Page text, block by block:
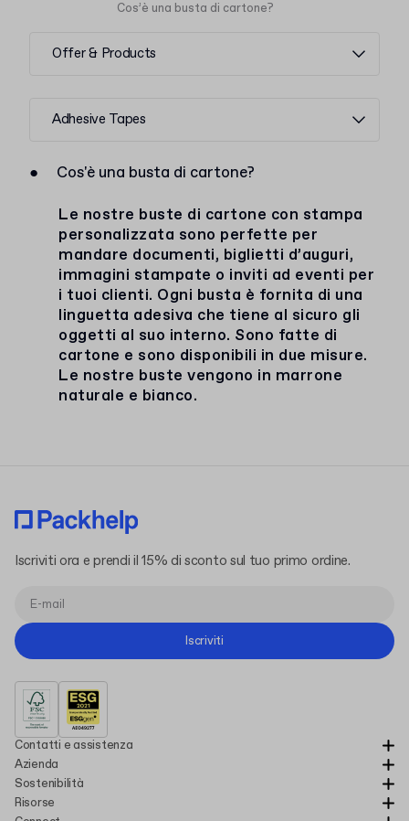
Cos’è una busta di cartone?
Offer & Products
Adhesive Tapes
●
Cos'è una busta di cartone?
Le nostre buste di cartone con stampa
personalizzata sono perfette per
mandare documenti, biglietti d’auguri,
immagini stampate o inviti ad eventi per
i tuoi clienti. Ogni busta è fornita di una
linguetta adesiva che tiene al sicuro gli
oggetti al suo interno. Sono fatte di
cartone e sono disponibili in due misure.
Le nostre buste vengono in marrone
naturale e bianco.
Contatti e assistenza
Azienda
Sostenibilità
Risorse
Iscriviti ora e prendi il 15% di sconto sul tuo primo ordine.
Iscriviti